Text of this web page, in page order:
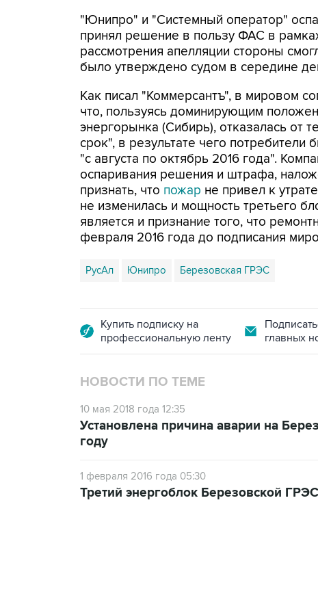
"Юнипро" и "Системный оператор"
принял решение в пользу ФАС в
рассмотрения апелляции стороны
было утверждено судом в середине
Как писал "Коммерсантъ", в мировом
что, пользуясь доминирующим
энергорынка (Сибирь), отказалась от
срок", в результате чего
"с августа по октябрь 2016 года".
оспаривания решения и штрафа,
признать, что пожар не привел к
не изменилась и мощность третьего
является и признание того, что
февраля 2016 года до подписания
РусАл Юнипро Березовская ГРЭС
Купить подписку на
профессиональную ленту
главных
НОВОСТИ ПО ТЕМЕ
10 мая 2018 года 12:35
Установлена причина аварии на
году
1 февраля 2016 года 05:30
Третий энергоблок Березовской